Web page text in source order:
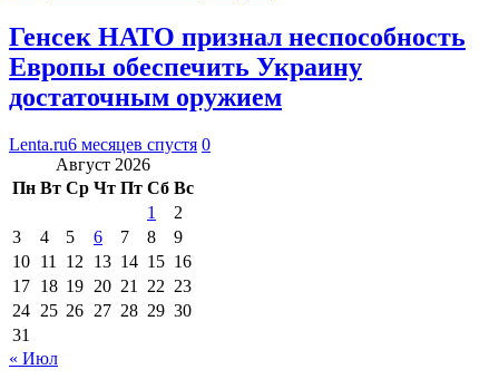
Генсек НАТО признал неспособность
Европы обеспечить Украину
достаточным оружием
Lenta.ru6 месяцев спустя 0
Август 2026
Пн Вт Ср Чт Пт Сб Вс
1
2
3
4 5 6 7 8
9
10 11 12 13 14 15 16
17 18 19 20 21 22 23
24 25 26 27 28 29 30
31
« Июл